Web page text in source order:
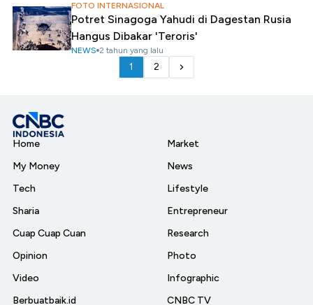
FOTO INTERNASIONAL
Potret Sinagoga Yahudi di Dagestan Rusia
Hangus Dibakar 'Teroris'
NEWS 2 tahun yang lalu
1 2
Home
My Money
Tech
Sharia
Cuap Cuap Cuan
Opinion
Video
Berbuatbaik.id
Market
News
Lifestyle
Entrepreneur
Research
Photo
Infographic
CNBC TV